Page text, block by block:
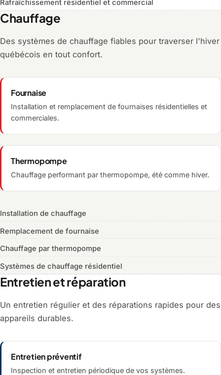
Rafraîchissement résidentiel et commercial
Chauffage
Des systèmes de chauffage fiables pour traverser l'hiver
québécois en tout confort.
Fournaise
Installation et remplacement de fournaises résidentielles et
commerciales.
Thermopompe
Chauffage performant par thermopompe, été comme hiver.
Installation de chauffage
Remplacement de fournaise
Chauffage par thermopompe
Systèmes de chauffage résidentiel
Entretien et réparation
Un entretien régulier et des réparations rapides pour des
appareils durables.
Entretien préventif
Inspection et entretien périodique de vos systèmes.